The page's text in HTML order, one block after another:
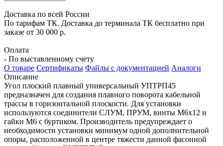
Доставка по всей России
По тарифам ТК. Доставка до терминала ТК бесплатно при
заказе от 30 000 р.
Оплата
- По выставленному счету
О товаре Сертификаты Файлы с документацией Аналоги
Описание
Угол плоский плавный универсальный УПТРП45
предназначен для создания плавного поворота кабельной
трассы в горизонтальной плоскости. Для установки
используются соединители СЛУМ, ПРУМ, винты М6х12 и
гайки М6 с буртиком. Производитель предупреждает о
необходимости установки минимум одной дополнительной
опоры, расположенной в центре тяжести данной фасонной